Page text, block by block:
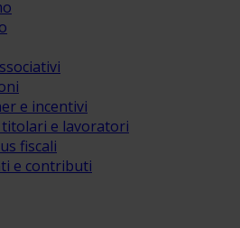
e incentivi
titolari e lavoratori
fiscali
e contributi